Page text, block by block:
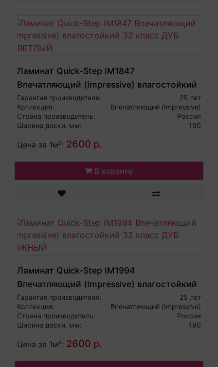
Ламинат Quick-Step IM1847
Впечатляющий (Impressive) влагостойкий
32 класс ДУБ СВЕТЛЫЙ
Гарантия производителя:
25 лет
Коллекция:
Впечатляющий (Impressive)
Страна производитель:
Россия
Ширина доски, мм:
190
Цена за 1м²: 2600 р.
В корзину
Ламинат Quick-Step IM1994
Впечатляющий (Impressive) влагостойкий
32 класс ДУБ ЮЖНЫЙ
Гарантия производителя:
25 лет
Коллекция:
Впечатляющий (Impressive)
Страна производитель:
Россия
Ширина доски, мм:
190
Цена за 1м²: 2600 р.